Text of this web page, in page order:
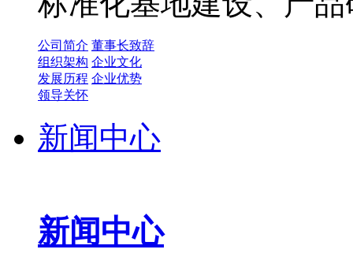
公司简介 董事长致辞
组织架构 企业文化
发展历程 企业优势
领导关怀
新闻中心
新闻中心